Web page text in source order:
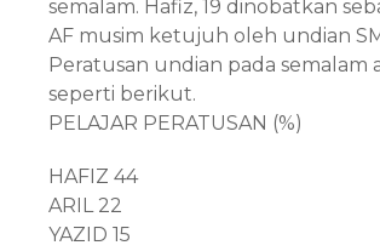
semalam. Hafiz, 19 dinobatkan
AF musim ketujuh oleh undian
Peratusan undian pada semalam
seperti berikut.
PELAJAR PERATUSAN (%)
HAFIZ 44
ARIL 22
YAZID 15